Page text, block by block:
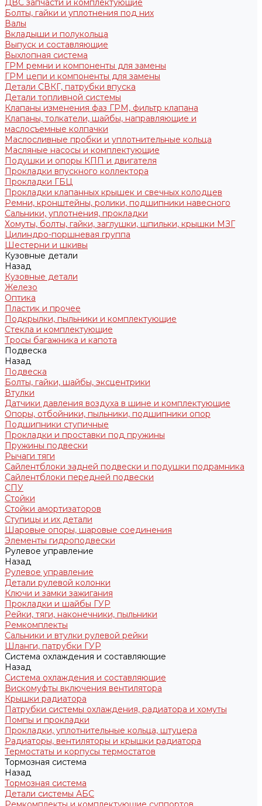
ДВС запчасти и комплектующие
Болты, гайки и уплотнения под них
Валы
Вкладыши и полукольца
Выпуск и составляющие
Выхлопная система
ГРМ ремни и компоненты для замены
ГРМ цепи и компоненты для замены
Детали СВКГ, патрубки впуска
Детали топливной системы
Клапаны изменения фаз ГРМ, фильтр клапана
Клапаны, толкатели, шайбы, направляющие и
маслосъемные колпачки
Маслосливные пробки и уплотнительные кольца
Масляные насосы и комплектующие
Подушки и опоры КПП и двигателя
Прокладки впускного коллектора
Прокладки ГБЦ
Прокладки клапанных крышек и свечных колодцев
Ремни, кронштейны, ролики, подшипники навесного
Сальники, уплотнения, прокладки
Хомуты, болты, гайки, заглушки, шпильки, крышки МЗГ
Цилиндро-поршневая группа
Шестерни и шкивы
Кузовные детали
Назад
Кузовные детали
Железо
Оптика
Пластик и прочее
Подкрылки, пыльники и комплектующие
Стекла и комплектующие
Тросы багажника и капота
Подвеска
Назад
Подвеска
Болты, гайки, шайбы, эксцентрики
Втулки
Датчики давления воздуха в шине и комплектующие
Опоры, отбойники, пыльники, подшипники опор
Подшипники ступичные
Прокладки и проставки под пружины
Пружины подвески
Рычаги тяги
Сайлентблоки задней подвески и подушки подрамника
Сайлентблоки передней подвески
СПУ
Стойки
Стойки амортизаторов
Ступицы и их детали
Шаровые опоры, шаровые соединения
Элементы гидроподвески
Рулевое управление
Назад
Рулевое управление
Детали рулевой колонки
Ключи и замки зажигания
Прокладки и шайбы ГУР
Рейки, тяги, наконечники, пыльники
Ремкомплекты
Сальники и втулки рулевой рейки
Шланги, патрубки ГУР
Система охлаждения и составляющие
Назад
Система охлаждения и составляющие
Вискомуфты включения вентилятора
Крышки радиатора
Патрубки системы охлаждения, радиатора и хомуты
Помпы и прокладки
Прокладки, уплотнительные кольца, штуцера
Радиаторы, вентиляторы и крышки радиатора
Термостаты и корпусы термостатов
Тормозная система
Назад
Тормозная система
Детали системы АБС